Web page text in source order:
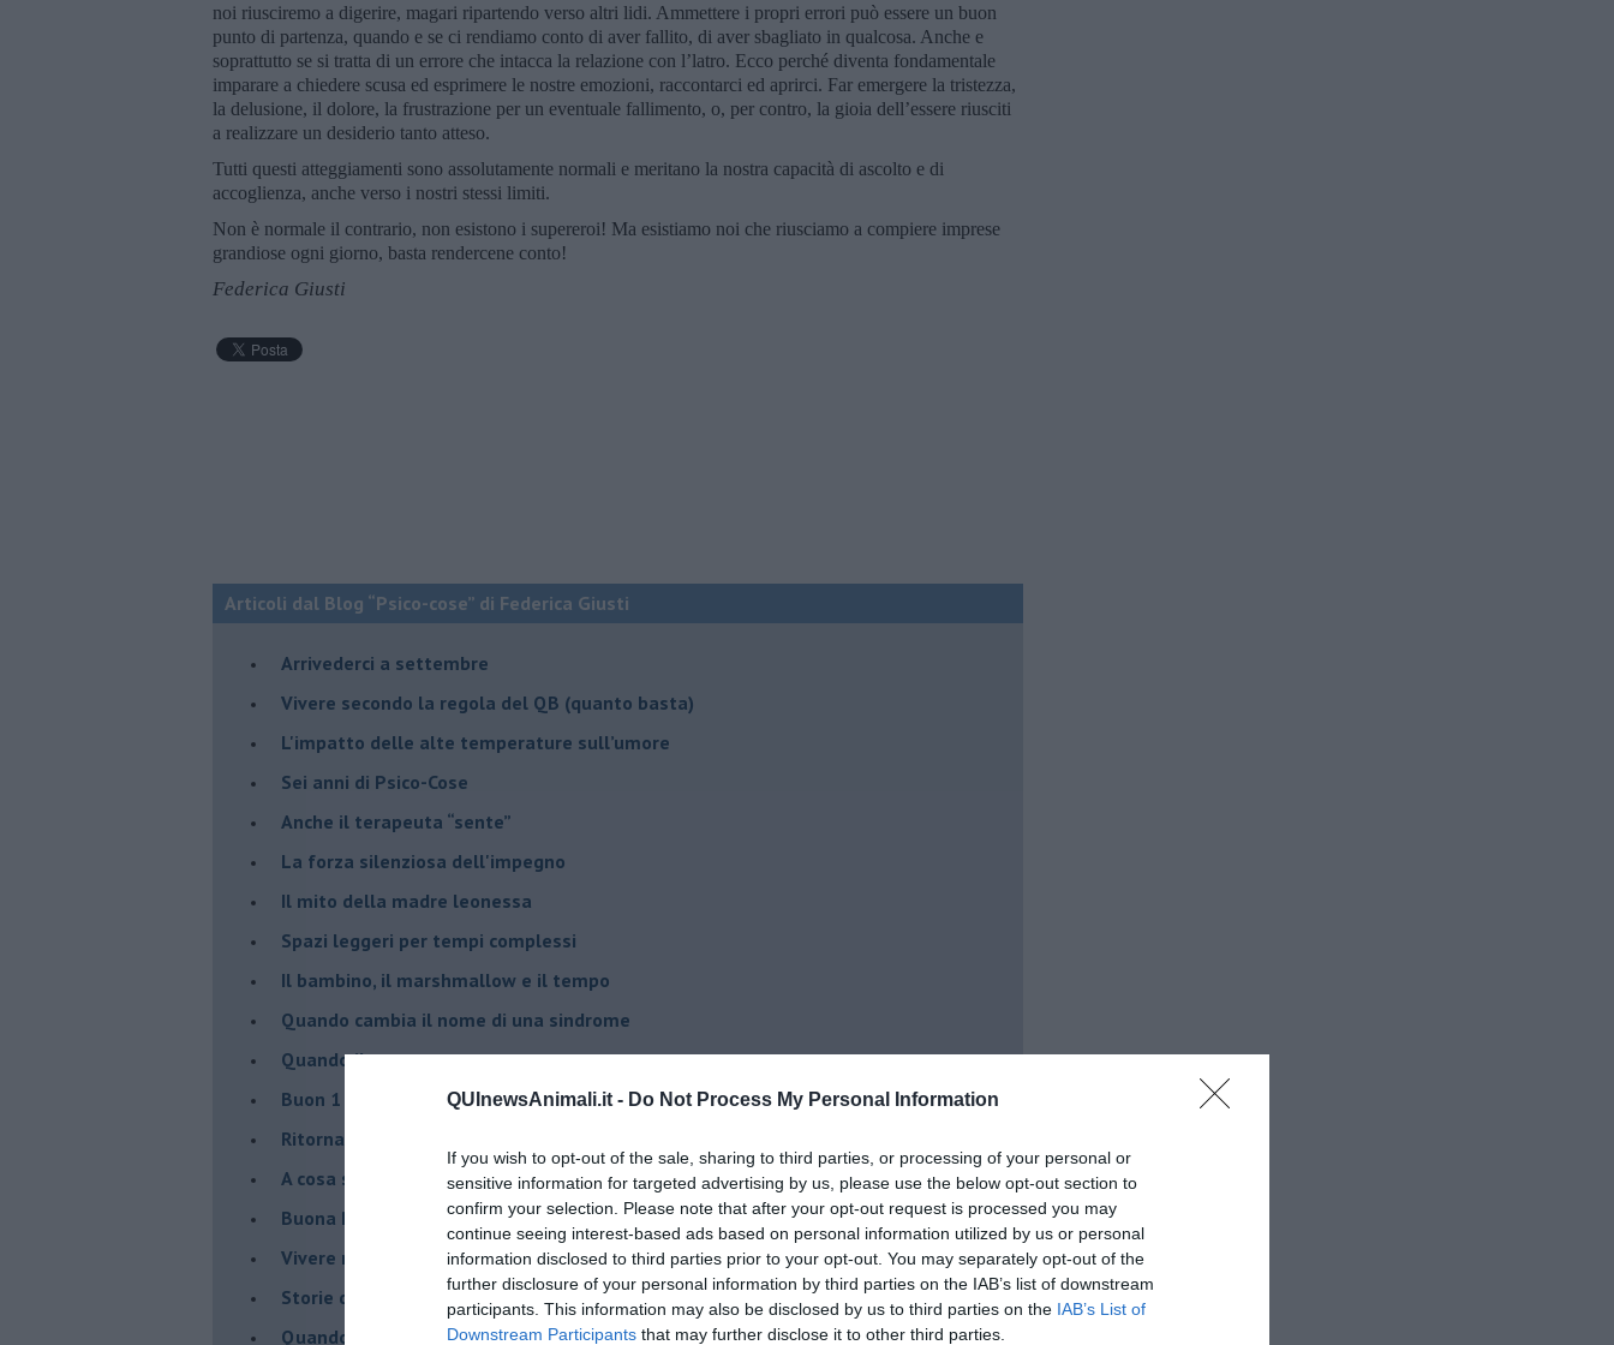
QUInewsAnimali.it - Do Not Process My Personal Information
If you wish to opt-out of the sale, sharing to third parties, or processing of your personal or
sensitive information for targeted advertising by us, please use the below opt-out section to
confirm your selection. Please note that after your opt-out request is processed you may
continue seeing interest-based ads based on personal information utilized by us or personal
information disclosed to third parties prior to your opt-out. You may separately opt-out of the
further disclosure of your personal information by third parties on the IAB’s list of downstream
participants. This information may also be disclosed by us to third parties on the IAB’s List of
Downstream Participants that may further disclose it to other third parties.
noi riusciremo a digerire, magari ripartendo verso altri lidi. Ammettere i propri errori può essere un buon
punto di partenza, quando e se ci rendiamo conto di aver fallito, di aver sbagliato in qualcosa. Anche e
soprattutto se si tratta di un errore che intacca la relazione con l’latro. Ecco perché diventa fondamentale
imparare a chiedere scusa ed esprimere le nostre emozioni, raccontarci ed aprirci. Far emergere la tristezza,
la delusione, il dolore, la frustrazione per un eventuale fallimento, o, per contro, la gioia dell’essere riusciti
a realizzare un desiderio tanto atteso.
Tutti questi atteggiamenti sono assolutamente normali e meritano la nostra capacità di ascolto e di
accoglienza, anche verso i nostri stessi limiti.
Non è normale il contrario, non esistono i supereroi! Ma esistiamo noi che riusciamo a compiere imprese
grandiose ogni giorno, basta rendercene conto!
Federica Giusti
Articoli dal Blog “Psico-cose” di Federica Giusti
​Arrivederci a settembre
​Vivere secondo la regola del QB (quanto basta)
​L'impatto delle alte temperature sull’umore
Sei anni di Psico-Cose
​Anche il terapeuta “sente”
​La forza silenziosa dell'impegno
​Il mito della madre leonessa
Spazi leggeri per tempi complessi
Il bambino, il marshmallow e il tempo
​Quando cambia il nome di una sindrome
​Quando il terapeuta torna a casa
​Buon 1 Maggio!
Ritornare indietro di vent’anni
​A cosa serve davvero la psicoterapia
​Buona Pasqua e … buona rinascita!
​Vivere nell’incertezza
​Storie di rinascita: i Take That
​Quando la rigidità del terapeuta è fondamentale